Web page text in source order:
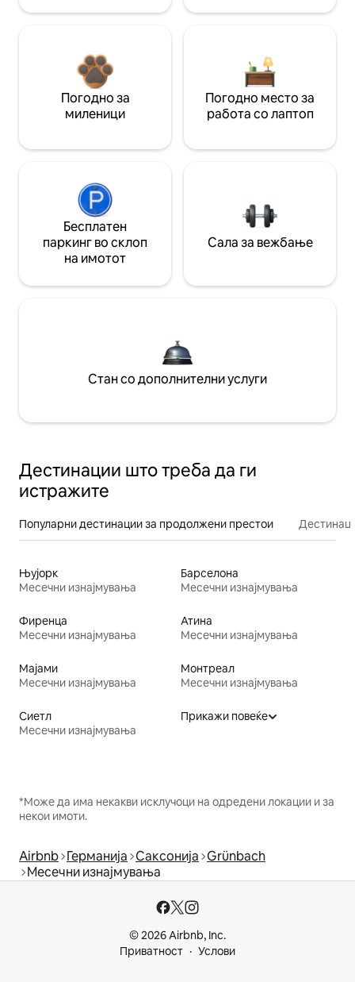
Погодно за
миленици
Погодно место за
работа со лаптоп
Бесплатен
паркинг во склоп
на имотот
Сала за вежбање
Стан со дополнителни услуги
Дестинации што треба да ги
истражите
Популарни дестинации за продолжени престои
Њујорк
Месечни изнајмувања
Барселона
Месечни изнајмувања
Фиренца
Месечни изнајмувања
Атина
Месечни изнајмувања
Мајами
Месечни изнајмувања
Монтреал
Месечни изнајмувања
Сиетл
Месечни изнајмувања
Прикажи повеќе
*Може да има некакви исклучоци на одредени локации и за
некои имоти.
Airbnb Германија Саксонија Grünbach
Месечни изнајмувања
© 2026 Airbnb, Inc.
Приватност
Услови